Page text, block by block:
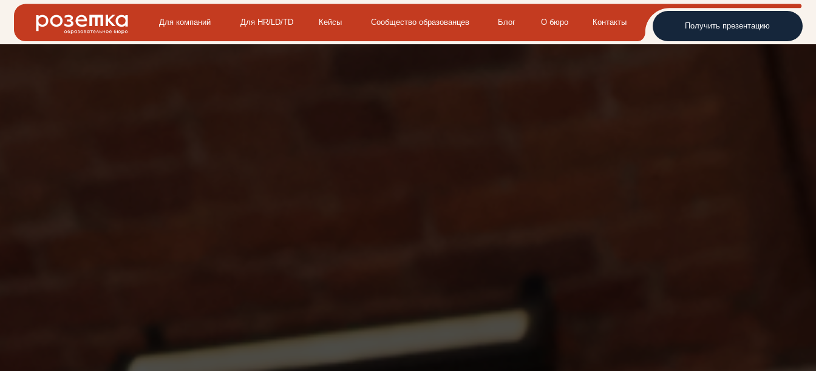
Получить презентацию
Для компаний Для HR/LD/TD Сообщество образованцев
Кейсы Блог О бюро Контакты